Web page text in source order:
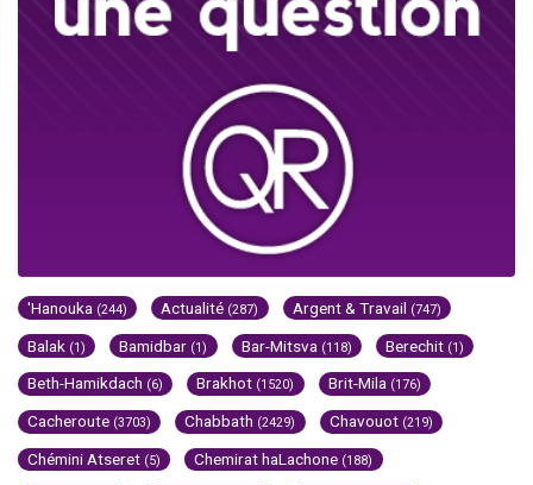
'Hanouka (244) Actualité (287) Argent & Travail (747)
Balak (1) Bamidbar (1) Bar-Mitsva (118) Berechit (1)
Beth-Hamikdach (6) Brakhot (1520) Brit-Mila (176)
Cacheroute (3703) Chabbath (2429) Chavouot (219)
Chémini Atseret (5) Chemirat haLachone (188)